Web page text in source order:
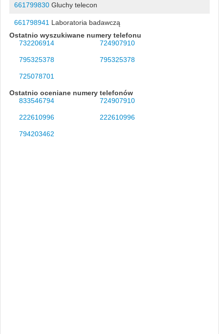
661799830Gluchy telecon
661798941 Laboratoria badawczą
Ostatnio wyszukiwane numery telefonu
732206914
724907910
795325378 795325378
725078701
Ostatnio oceniane numery telefonów
833546794
724907910
222610996 222610996
794203462